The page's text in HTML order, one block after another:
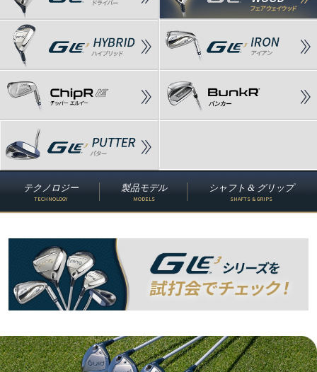
テクノロジー
TECHNOLOGY
製品モデル
MODELS
シャフト & グリップ
SHAFTS & GRIPS